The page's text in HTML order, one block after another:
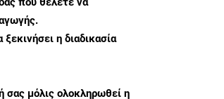
η διαδικασία
σας μόλις ολοκληρωθεί η